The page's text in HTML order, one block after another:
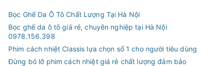
Bọc Ghế Da Ô Tô Chất Lượng Tại Hà Nội
Bọc ghế da ô tô giá rẻ, chuyên nghiệp tại Hà Nội
0978.156.398
Phim cách nhiệt Classis lựa chọn số 1 cho người tiêu dùng
Đừng bỏ lỡ phim cách nhiệt giá rẻ chất lượng đảm bảo